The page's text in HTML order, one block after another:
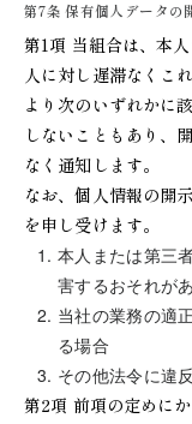
第7条 保有個人データの
第1項 当組合は、本
人に対し遅滞なくこ
より次のいずれかに
しないこともあり、
なく通知します。
なお、個人情報の開
を申し受けます。
本人または第三
害するおそれが
当社の業務の適
る場合
その他法令に違
第2項 前項の定めに